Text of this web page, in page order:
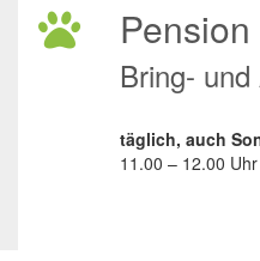
Pension
Bring-
täglich, auch
11.00 – 12.00 Uhr